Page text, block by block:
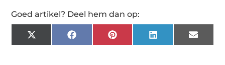
Goed artikel? Deel hem dan op:
X
(Twitter)
FacebookPinterestLinkedIn Email